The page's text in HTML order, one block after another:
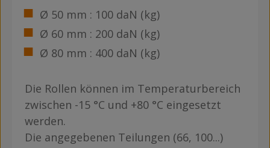
Ø 50 mm : 100 daN (kg)
Ø 60 mm : 200 daN (kg)
Ø 80 mm : 400 daN (kg)
Die Rollen können im Temperaturbereich
zwischen -15 °C und +80 °C eingesetzt
werden.
Die angegebenen Teilungen (66, 100...)